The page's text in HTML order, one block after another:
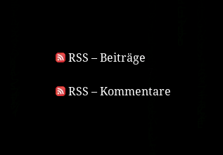
RSS – Beiträge
RSS – Kommentare